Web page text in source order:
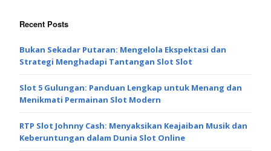
Recent Posts
Bukan Sekadar Putaran: Mengelola Ekspektasi dan
Strategi Menghadapi Tantangan Slot Slot
Slot 5 Gulungan: Panduan Lengkap untuk Menang dan
Menikmati Permainan Slot Modern
RTP Slot Johnny Cash: Menyaksikan Keajaiban Musik dan
Keberuntungan dalam Dunia Slot Online